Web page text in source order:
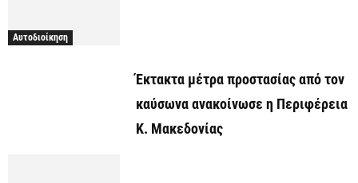
Αυτοδιοίκηση
Έκτακτα μέτρα προστασίας από τον
καύσωνα ανακοίνωσε η Περιφέρεια
Κ. Μακεδονίας